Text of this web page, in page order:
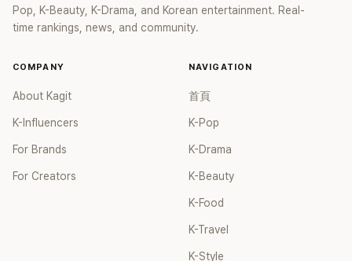
Pop, K-Beauty, K-Drama, and Korean entertainment. Real-
time rankings, news, and community.
COMPANY
About Kagit
K-Influencers
For Brands
For Creators
NAVIGATION
首頁
K-Pop
K-Drama
K-Beauty
K-Food
K-Travel
K-Style